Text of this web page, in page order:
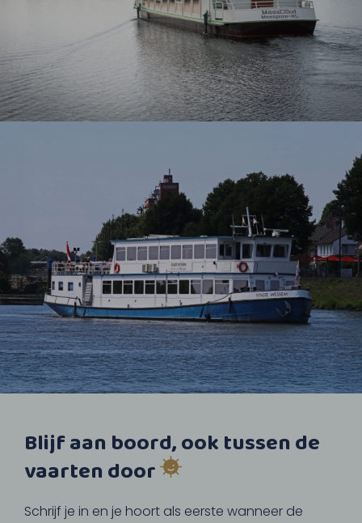
Blijf aan boord, ook tussen de
vaarten door
Schrijf je in en je hoort als eerste wanneer de